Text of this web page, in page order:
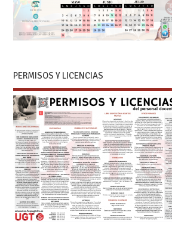
PERMISOS Y LICENCIAS